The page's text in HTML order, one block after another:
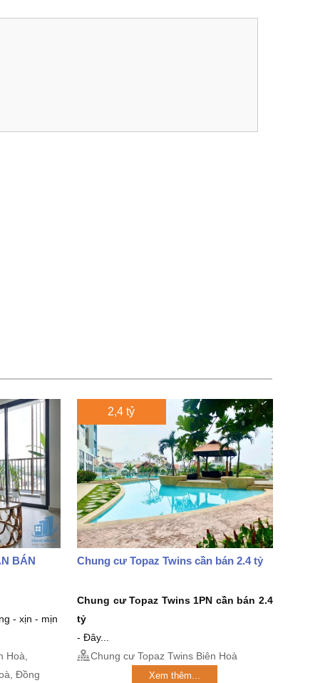
BÁN
- xịn - mịn
Hoà,
Đồng
2,4 tỷ
Chung cư Topaz Twins cần bán 2.4 tỷ
Chung cư Topaz Twins 1PN cần bán 2.4
tỷ
- Đây...
Chung cư Topaz Twins Biên Hoà
Xem thêm...